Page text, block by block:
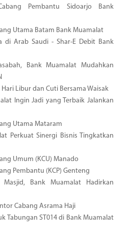
Pembantu Sidoarjo Bank
Utama Batam Bank Muamalat
di Arab Saudi - Shar-E Debit Bank
Bank Muamalat Mudahkan
Libur dan Cuti Bersama Waisak
Ingin Jadi yang Terbaik Jalankan
Utama Mataram
Perkuat Sinergi Bisnis Tingkatkan
Umum (KCU) Manado
Pembantu (KCP) Genteng
Masjid, Bank Muamalat Hadirkan
Cabang Asrama Haji
Tabungan ST014 di Bank Muamalat